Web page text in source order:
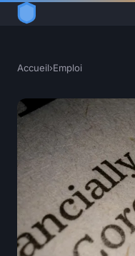
Accueil›Emploi